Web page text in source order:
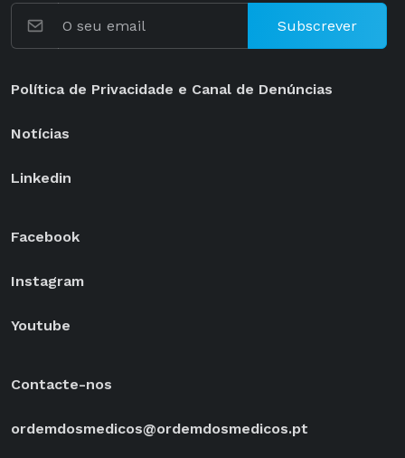
Subscrever
Política de Privacidade e Canal de Denúncias
Notícias
Linkedin
Facebook
Instagram
Youtube
Contacte-nos
ordemdosmedicos@ordemdosmedicos.pt